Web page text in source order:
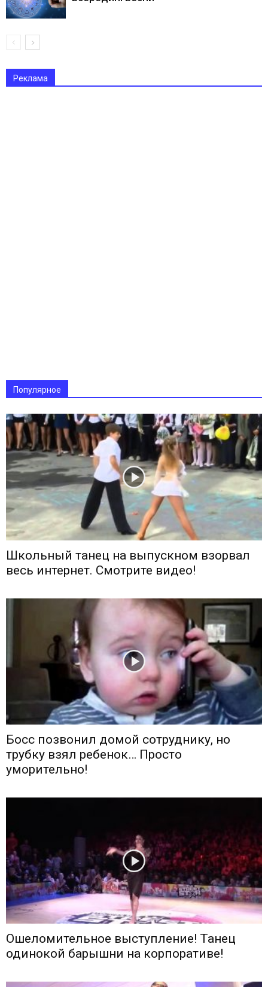
Реклама
Популярное
Школьный танец на выпускном взорвал
весь интернет. Смотрите видео!
Босс позвонил домой сотруднику, но
трубку взял ребенок… Просто
уморительно!
Ошеломительное выступление! Танец
одинокой барышни на корпоративе!